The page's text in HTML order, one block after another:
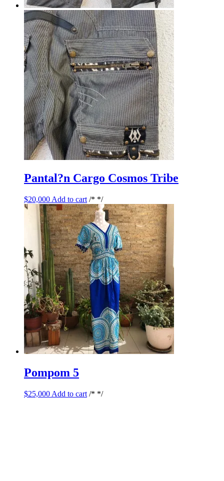
Pantal?n Cargo Cosmos Tribe
$20,000 Add to cart /* */
Pompom 5
$25,000 Add to cart /* */